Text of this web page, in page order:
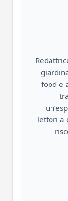
food e
lettori a